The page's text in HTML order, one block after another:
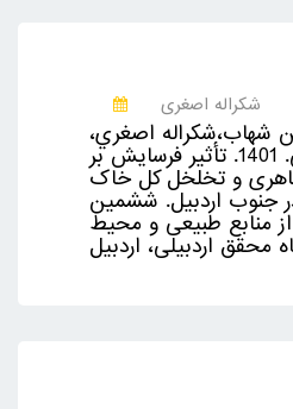
شکراله اصغری
شهاب،شكراله اصغري،
علی اشرف سلطانی. 1401. تأثیر فرسایش بر
و تخلخل کل خاک
جنوب اردبیل. ششمین
منابع طبیعی و محیط